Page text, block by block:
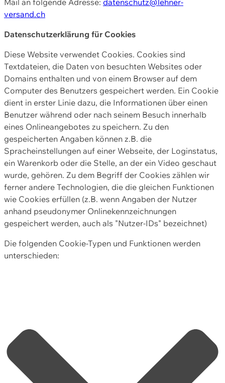
versand.ch
Datenschutzerklärung für Cookies
Diese Website verwendet Cookies. Cookies sind
Textdateien, die Daten von besuchten Websites oder
Domains enthalten und von einem Browser auf dem
Computer des Benutzers gespeichert werden. Ein Cookie
dient in erster Linie dazu, die Informationen über einen
Benutzer während oder nach seinem Besuch innerhalb
eines Onlineangebotes zu speichern. Zu den
gespeicherten Angaben können z.B. die
Spracheinstellungen auf einer Webseite, der Loginstatus,
ein Warenkorb oder die Stelle, an der ein Video geschaut
wurde, gehören. Zu dem Begriff der Cookies zählen wir
ferner andere Technologien, die die gleichen Funktionen
wie Cookies erfüllen (z.B. wenn Angaben der Nutzer
anhand pseudonymer Onlinekennzeichnungen
gespeichert werden, auch als "Nutzer-IDs" bezeichnet)
Die folgenden Cookie-Typen und Funktionen werden
unterschieden: